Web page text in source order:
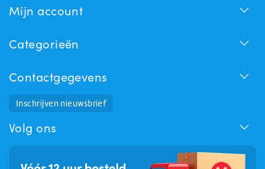
Mijn account
Categorieën
Contactgegevens
Inschrijven nieuwsbrief
Volg ons